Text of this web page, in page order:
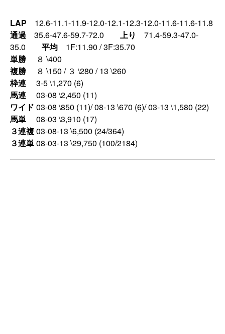
LAP 12.6-11.1-11.9-12.0-12.1-12.3-12.0-11.6-11.6-11.8
通過 35.6-47.6-59.7-72.0 上り 71.4-59.3-47.0-
35.0 平均 1F:11.90 / 3F:35.70
単勝
８ \400
複勝
８ \150 / ３ \280 / 13 \260
枠連
3-5 \1,270 (6)
馬連
03-08 \2,450 (11)
ワイド 03-08 \850 (11)/ 08-13 \670 (6)/ 03-13 \1,580 (22)
馬単
08-03 \3,910 (17)
３連複03-08-13 \6,500 (24/364)
３連単08-03-13 \29,750 (100/2184)